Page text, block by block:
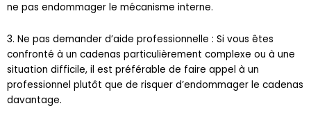
confronté à un cadenas particulièrement complexe ou à une
situation difficile, il est préférable de faire appel à un
professionnel plutôt que de risquer d’endommager le cadenas
davantage.